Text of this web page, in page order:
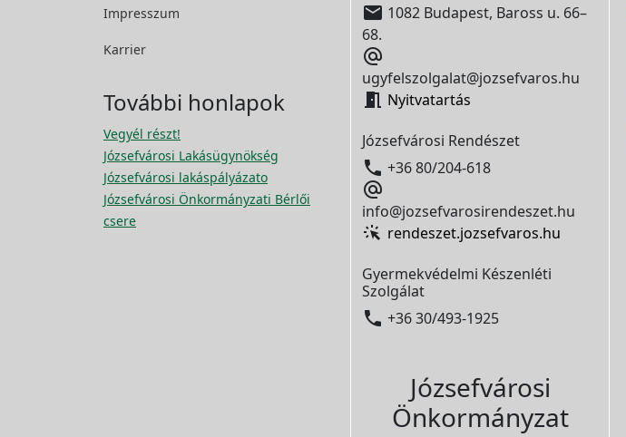
Impresszum
Karrier
További honlapok
Vegyél részt!
Józsefvárosi Lakásügynökség
Józsefvárosi lakáspályázato
Józsefvárosi Önkormányzati Bérlői
csere
 1082 Budapest, Baross u. 66–
68.

ugyfelszolgalat@jozsefvaros.hu
 Nyitvatartás
Józsefvárosi Rendészet
 +36 80/204-618

info@jozsefvarosirendeszet.hu
rendeszet.jozsefvaros.hu
Gyermekvédelmi Készenléti
Szolgálat
 +36 30/493-1925
Józsefvárosi
Önkormányzat